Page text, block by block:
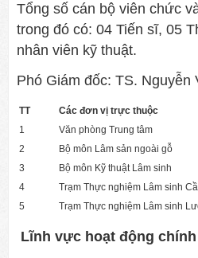
Tổng số cán bộ viên chức
trong đó có: 04 Tiến sĩ, 05
nhân viên kỹ thuật.
Phó Giám đốc: TS. Nguyễn
TT Các đơn vị trực thuộc
1
Văn phòng Trung tâm
2
Bộ môn Lâm sản ngoài gỗ
3
Bộ môn Kỹ thuật Lâm sinh
4
Trạm Thực nghiệm Lâm sinh
5
Trạm Thực nghiệm Lâm sinh
Lĩnh vực hoạt động chính